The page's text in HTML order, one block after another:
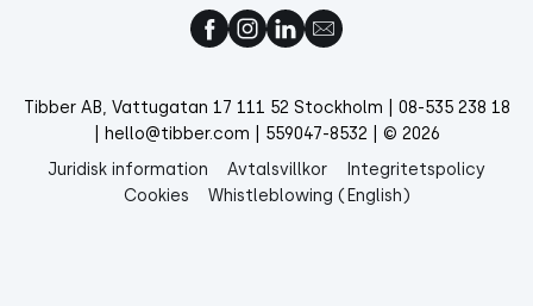
Tibber AB, Vattugatan 17 111 52 Stockholm | 08-535 238 18
| hello@tibber.com | 559047-8532 | © 2026
Juridisk information
Avtalsvillkor
Integritetspolicy
Cookies
Whistleblowing (English)